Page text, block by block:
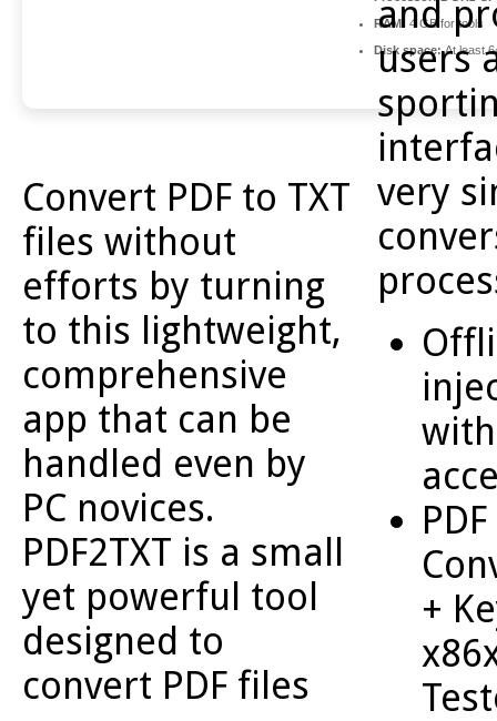
RAM:
4 GB for tools
Disk space:At least
Convert PDF to TXT
files without
efforts by turning
to this lightweight,
comprehensive
app that can be
handled even by
PC novices.
PDF2TXT is a small
yet powerful tool
designed to
convert PDF files
and
users
very
+